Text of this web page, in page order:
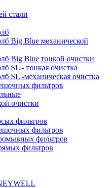
стали
Big Blue механической
Big Blue тонкой очистки
SL - тонкая очистка
SL -механическая очистка
фильтров
очистки
фильтров
фильтров
фильтров
фильтров